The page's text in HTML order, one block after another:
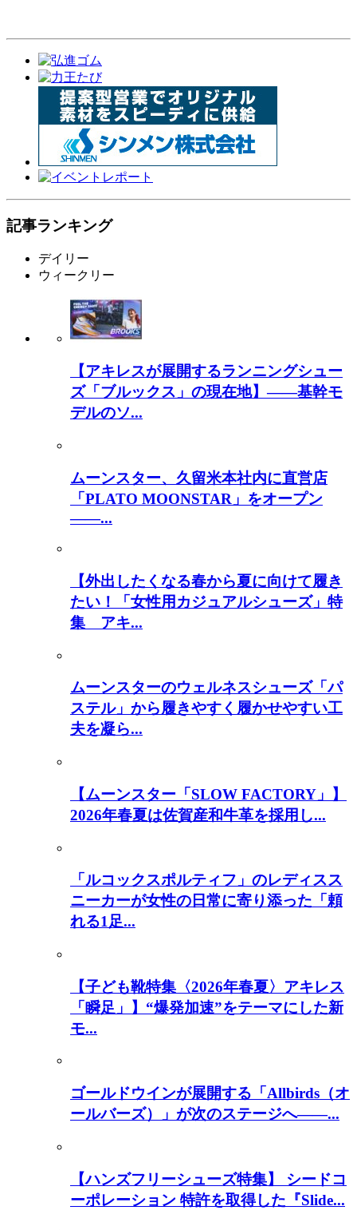
記事ランキング
デイリー
ウィークリー
【アキレスが展開するランニングシュー
ズ「ブルックス」の現在地】――基幹モ
デルのソ...
ムーンスター、久留米本社内に直営店
「PLATO MOONSTAR」をオープン
――...
【外出したくなる春から夏に向けて履き
たい！「女性用カジュアルシューズ」特
集 アキ...
ムーンスターのウェルネスシューズ「パ
ステル」から履きやすく履かせやすい工
夫を凝ら...
【ムーンスター「SLOW FACTORY」】
2026年春夏は佐賀産和牛革を採用し...
「ルコックスポルティフ」のレディスス
ニーカーが女性の日常に寄り添った「頼
れる1足...
【子ども靴特集〈2026年春夏〉アキレス
「瞬足」】“爆発加速”をテーマにした新
モ...
ゴールドウインが展開する「Allbirds（オ
ールバーズ）」が次のステージへ――...
【ハンズフリーシューズ特集】 シードコ
ーポレーション 特許を取得した『Slide...